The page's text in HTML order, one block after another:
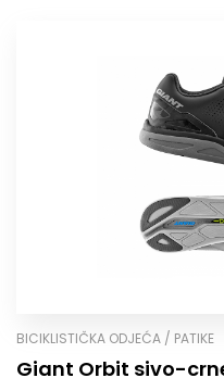
BICIKLISTIČKA ODJEĆA / PATIKE
Giant Orbit sivo-